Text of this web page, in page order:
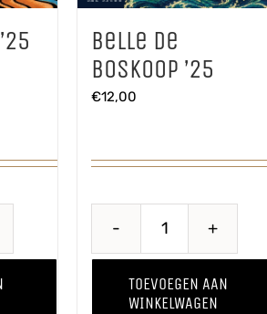
Belle de
Boskoop ’25
€12,00
Boskoop
TOEVOEGEN AAN
WINKELWAGEN